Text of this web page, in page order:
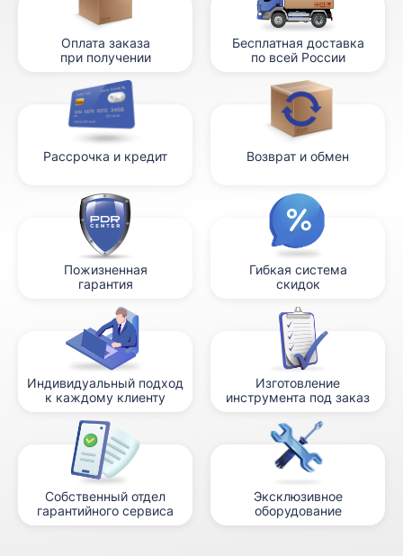
Оплата заказа
при получении
Бесплатная доставка
по всей России
Рассрочка и кредит Возврат и обмен
Пожизненная
гарантия
Гибкая система
скидок
Индивидуальный подход
к каждому клиенту
Изготовление
инструмента под заказ
Собственный отдел
гарантийного сервиса
Эксклюзивное
оборудование